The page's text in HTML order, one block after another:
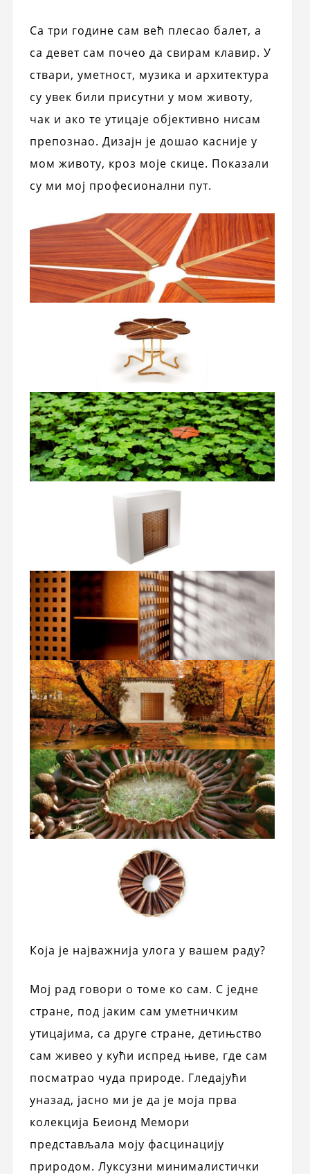
Са три године сам већ плесао балет, а
са девет сам почео да свирам клавир. У
ствари, уметност, музика и архитектура
су увек били присутни у мом животу,
чак и ако те утицаје објективно нисам
препознао. Дизајн је дошао касније у
мом животу, кроз моје скице. Показали
су ми мој професионални пут.
Која је најважнија улога у вашем раду?
Мој рад говори о томе ко сам. С једне
стране, под јаким сам уметничким
утицајима, са друге стране, детињство
сам живео у кући испред њиве, где сам
посматрао чуда природе. Гледајући
уназад, јасно ми је да је моја прва
колекција Беионд Мемори
представљала моју фасцинацију
природом. Луксузни минималистички